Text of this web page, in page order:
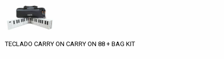
TECLADO CARRY ON CARRY ON 88 + BAG KIT